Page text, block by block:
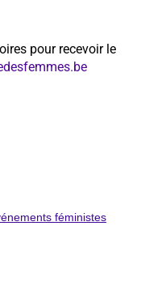
pour recevoir le
féministes